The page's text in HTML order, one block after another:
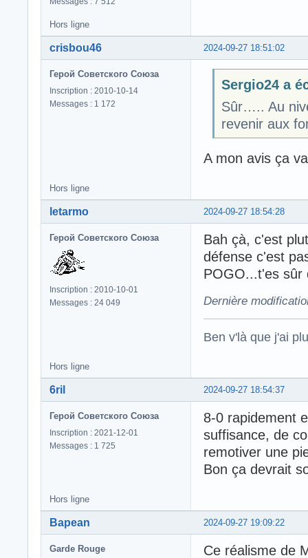
Hors ligne
2024-09-27 18:51:02
crisbou46
Герой Советского Союза
Inscription : 2010-10-14
Messages : 1 172
Sergio24 a
Sûr….. Au
revenir aux
A mon avis ça
Hors ligne
2024-09-27 18:54:28
letarmo
Герой Советского Союза
Inscription : 2010-10-01
Messages : 24 049
Bah çà, c'est
défense c'est
POGO...t'es
Dernière
Ben v'là que j'ai
Hors ligne
2024-09-27 18:54:37
6ril
Герой Советского Союза
Inscription : 2021-12-01
Messages : 1 725
8-0 rapidement
suffisance, de
remotiver une
Bon ça devrait
Hors ligne
2024-09-27 19:09:22
Bapean
Garde Rouge Ce réalisme de